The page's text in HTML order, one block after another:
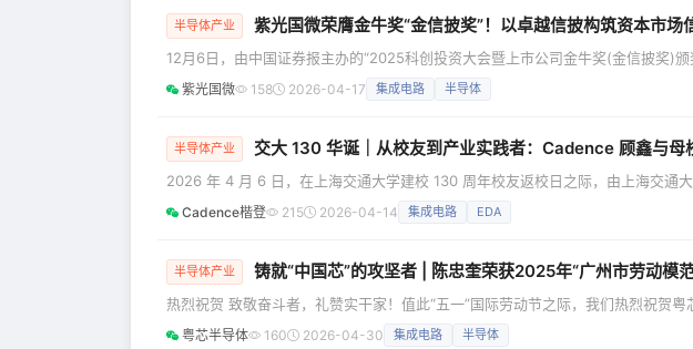
半导体产业 紫光国微荣膺金牛奖“金信披奖”！以卓越信披构筑资本市场
12月6日，由中国证券报主办的“2025科创投资大会暨上市公司金牛奖(金信披奖)
信息披露实践，荣获金牛奖“金信披奖”。公司在规范治理、透明运营与投资者沟通
紫光国微 158 2026-04-17 集成电路 半导体
半导体产业 交大 130 华诞｜从校友到产业实践者：Cadence 顾鑫与母
2026 年 4 月 6 日，在上海交通大学建校 130 周年校友返校日之际，由上海交通
子工程学院）校友会与上海交大集成电路行业校友会联合主办的“XIN 创未来 共谱
Cadence楷登 215 2026-04-14 集成电路 EDA
半导体产业 铸就“中国芯”的攻坚者 | 陈忠奎荣获2025年“广州市劳动模
热烈祝贺 致敬奋斗者，礼赞实干家！值此“五一”国际劳动节之际，我们热烈祝贺
动模范”称号！ 二十余载躬耕于方寸晶圆之间，他以“择一事终一生”的执着坚守产
粤芯半导体 160 2026-04-30 集成电路 半导体